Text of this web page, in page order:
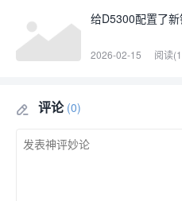
给D5300配置了
2026-02-15 阅读
 评论 (0)